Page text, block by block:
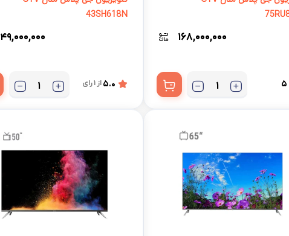
۱۶۸,۰۰۰,۰۰۰
5
43SH618N
۴۹,۰۰۰,۰۰۰
5.0از 1 رای